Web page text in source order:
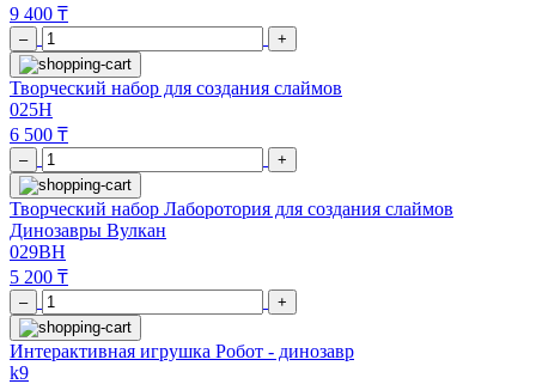
9 400 ₸
– +
Творческий набор для создания слаймов
025H
6 500 ₸
– +
Творческий набор Лаборотория для создания слаймов
Динозавры Вулкан
029BH
5 200 ₸
– +
Интерактивная игрушка Робот - динозавр
k9